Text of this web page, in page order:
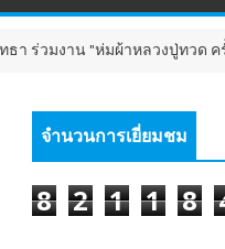
มผ้าหลวงปู่ทวด ครั้งที่ 13 ปี
จำนวนการเยี่ยมชม
8 2 1 1 8